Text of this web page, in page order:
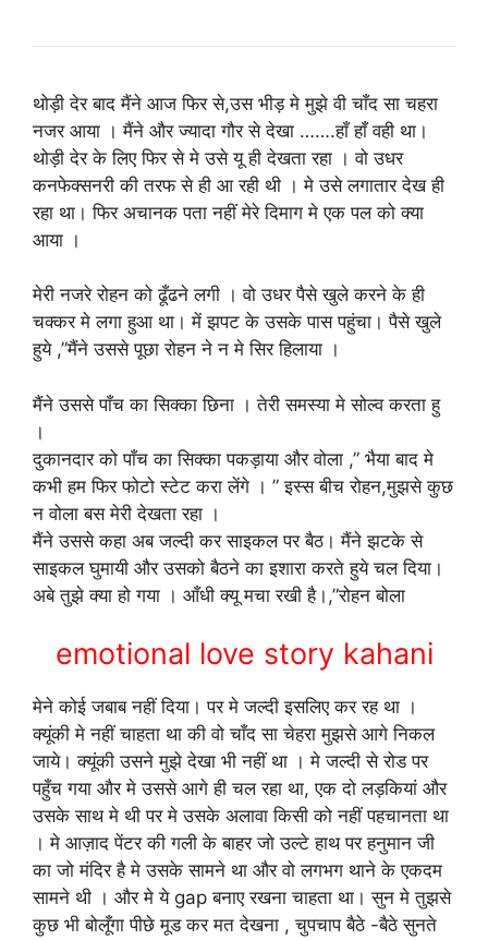
थोड़ी देर बाद मैंने आज फिर से,उस भीड़ मे मुझे वी चाँद सा चहरा
नजर आया । मैंने और ज्यादा गौर से देखा …….हाँ हाँ वही था।
थोड़ी देर के लिए फिर से मे उसे यू ही देखता रहा । वो उधर
कनफेक्सनरी की तरफ से ही आ रही थी । मे उसे लगातार देख ही
रहा था। फिर अचानक पता नहीं मेरे दिमाग मे एक पल को क्या
आया ।
मेरी नजरे रोहन को ढूँढने लगी । वो उधर पैसे खुले करने के ही
चक्कर मे लगा हुआ था। में झपट के उसके पास पहुंचा। पैसे खुले
हुये ,”मैंने उससे पूछा रोहन ने न मे सिर हिलाया ।
मैंने उससे पाँच का सिक्का छिना । तेरी समस्या मे सोल्व करता हु
।
दुकानदार को पाँच का सिक्का पकड़ाया और वोला ,” भैया बाद मे
कभी हम फिर फोटो स्टेट करा लेंगे । ” इस्स बीच रोहन,मुझसे कुछ
न वोला बस मेरी देखता रहा ।
मैंने उससे कहा अब जल्दी कर साइकल पर बैठ। मैंने झटके से
साइकल घुमायी और उसको बैठने का इशारा करते हुये चल दिया।
अबे तुझे क्या हो गया । आँधी क्यू मचा रखी है।,”रोहन बोला
emotional love story kahani
मेने कोई जबाब नहीं दिया। पर मे जल्दी इसलिए कर रह था ।
क्यूंकी मे नहीं चाहता था की वो चाँद सा चेहरा मुझसे आगे निकल
जाये। क्यूंकी उसने मुझे देखा भी नहीं था । मे जल्दी से रोड पर
पहुँच गया और मे उससे आगे ही चल रहा था, एक दो लड़कियां और
उसके साथ मे थी पर मे उसके अलावा किसी को नहीं पहचानता था
। मे आज़ाद पेंटर की गली के बाहर जो उल्टे हाथ पर हनुमान जी
का जो मंदिर है मे उसके सामने था और वो लगभग थाने के एकदम
सामने थी । और मे ये gap बनाए रखना चाहता था। सुन मे तुझसे
कुछ भी बोलूँगा पीछे मूड कर मत देखना , चुपचाप बैठे -बैठे सुनते